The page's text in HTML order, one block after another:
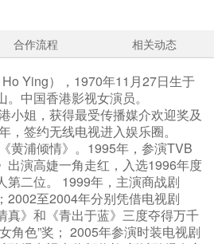
合作流程 相关动态
Ying），1970年11月27日生于
中国香港影视女演员。
小姐，获得最受传播媒介欢迎奖及
，签约无线电视进入娱乐圈。
黄浦倾情》。1995年，参演TVB
出演高婕一角走红，入选1996年度
第二位。 1999年，主演商战剧
2002至2004年分别凭借电视剧
真》和《青出于蓝》三度夺得万千
角色”奖； 2005年参演时装电视剧